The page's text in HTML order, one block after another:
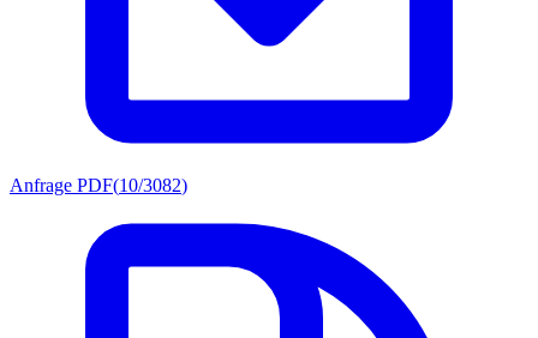
Anfrage PDF(10/3082)